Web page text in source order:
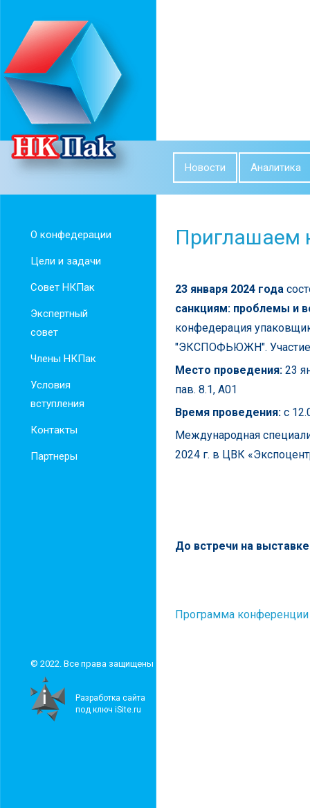
Новости Аналитика
О конфедерации
Цели и задачи
Совет НКПак
Экспертный
совет
Члены НКПак
Условия
вступления
Контакты
Партнеры
Приглашаем
23 января 2024 года
санкциям: проблемы и
конфедерация
"ЭКСПОФЬЮЖН". Участие
Место проведения:23
пав. 8.1, A01
Время проведения:с
Международная
2024 г. в ЦВК
До встречи на
Программа конференции
© 2022. Все права защищены
Разработка сайта
под ключ iSite.ru